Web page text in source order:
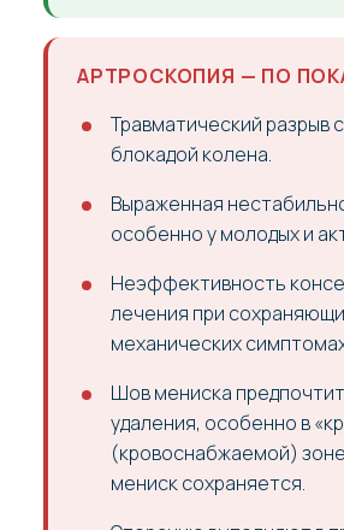
АРТРОСКОПИЯ — ПО
Травматический разрыв
блокадой колена.
Выраженная
особенно у молодых и
Неэффективность
лечения при
механических
Шов мениска
удаления, особенно в
(кровоснабжаемой)
мениск сохраняется.